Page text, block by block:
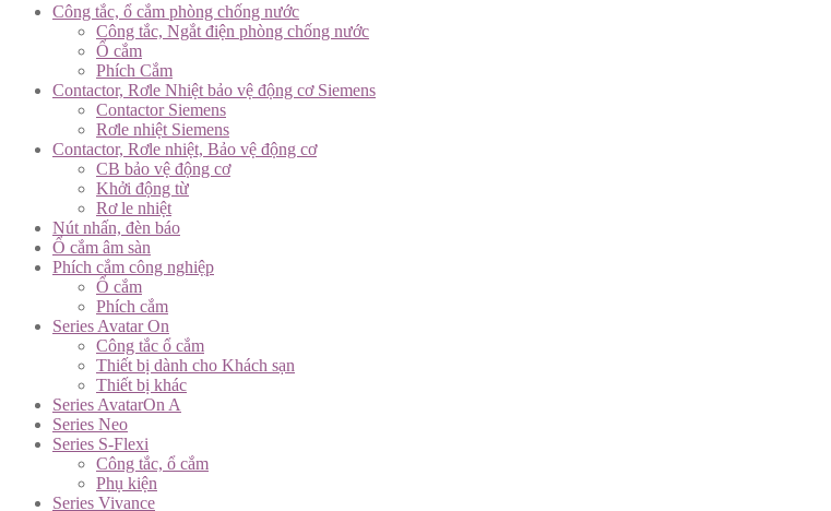
Công tắc, ổ cắm phòng chống nước
Công tắc, Ngắt điện phòng chống nước
Ổ cắm
Phích Cắm
Contactor, Rơle Nhiệt bảo vệ động cơ Siemens
Contactor Siemens
Rơle nhiệt Siemens
Contactor, Rơle nhiệt, Bảo vệ động cơ
CB bảo vệ động cơ
Khởi động từ
Rơ le nhiệt
Nút nhấn, đèn báo
Ổ cắm âm sàn
Phích cắm công nghiệp
Ổ cắm
Phích cắm
Series Avatar On
Công tắc ổ cắm
Thiết bị dành cho Khách sạn
Thiết bị khác
Series AvatarOn A
Series Neo
Series S-Flexi
Công tắc, ổ cắm
Phụ kiện
Series Vivance